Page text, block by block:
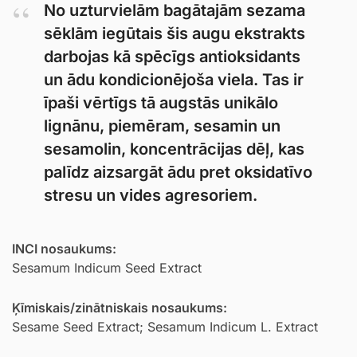
No uzturvielām bagātajām sezama
sēklām iegūtais šis augu ekstrakts
darbojas kā spēcīgs antioksidants
un ādu kondicionējoša viela. Tas ir
īpaši vērtīgs tā augstās unikālo
lignānu, piemēram, sesamin un
sesamolin, koncentrācijas dēļ, kas
palīdz aizsargāt ādu pret oksidatīvo
stresu un vides agresoriem.
INCI nosaukums:
Sesamum Indicum Seed Extract
Ķīmiskais/zinātniskais nosaukums:
Sesame Seed Extract; Sesamum Indicum L. Extract